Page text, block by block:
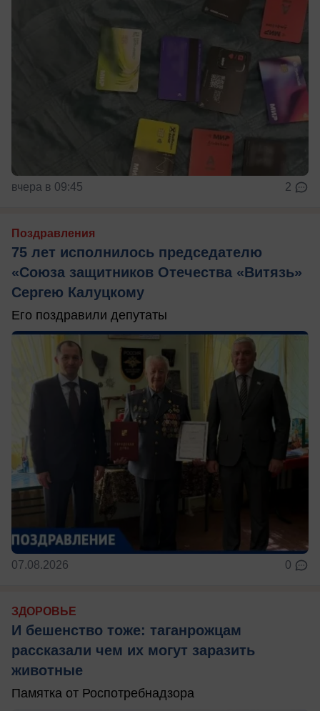
вчера в 09:45 2
Поздравления
75 лет исполнилось председателю
«Союза защитников Отечества «Витязь»
Сергею Калуцкому
Его поздравили депутаты
07.08.2026 0
ЗДОРОВЬЕ
И бешенство тоже: таганрожцам
рассказали чем их могут заразить
животные
Памятка от Роспотребнадзора